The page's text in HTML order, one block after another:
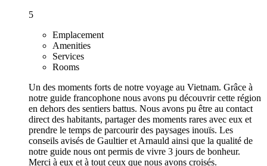
5
Emplacement
Amenities
Services
Rooms
Un des moments forts de notre voyage au Vietnam. Grâce à
notre guide francophone nous avons pu découvrir cette région
en dehors des sentiers battus. Nous avons pu être au contact
direct des habitants, partager des moments rares avec eux et
prendre le temps de parcourir des paysages inouïs. Les
conseils avisés de Gaultier et Arnauld ainsi que la qualité de
notre guide nous ont permis de vivre 3 jours de bonheur.
Merci à eux et à tout ceux que nous avons croisés.